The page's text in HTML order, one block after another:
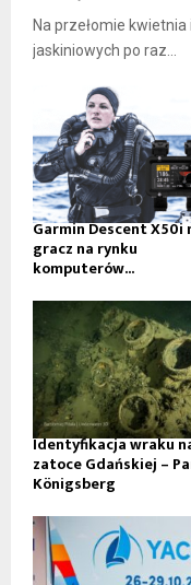
Na przełomie
jaskiniowych po raz...
Garmin Descent X50i
gracz na rynku
komputerów...
Identyfikacja wraku
zatoce Gdańskiej –
Königsberg